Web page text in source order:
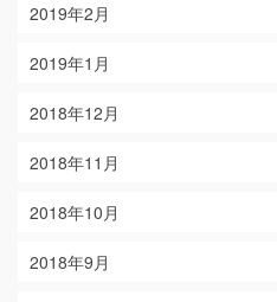
2019年2月
2019年1月
2018年12月
2018年11月
2018年10月
2018年9月